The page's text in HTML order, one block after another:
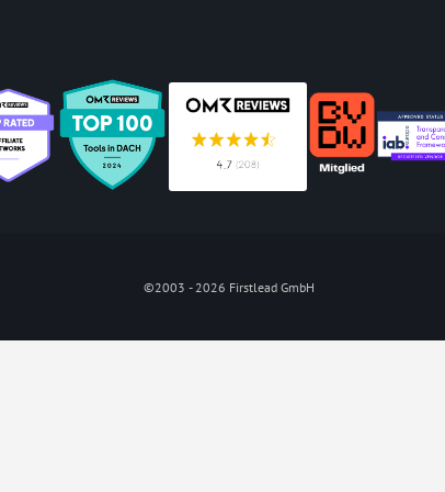
©2003 - 2026 Firstlead GmbH